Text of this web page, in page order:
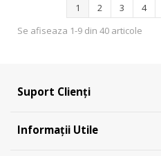
1 2 3 4
Se afiseaza 1-9 din 40 articole
Suport Clienți
Informații Utile